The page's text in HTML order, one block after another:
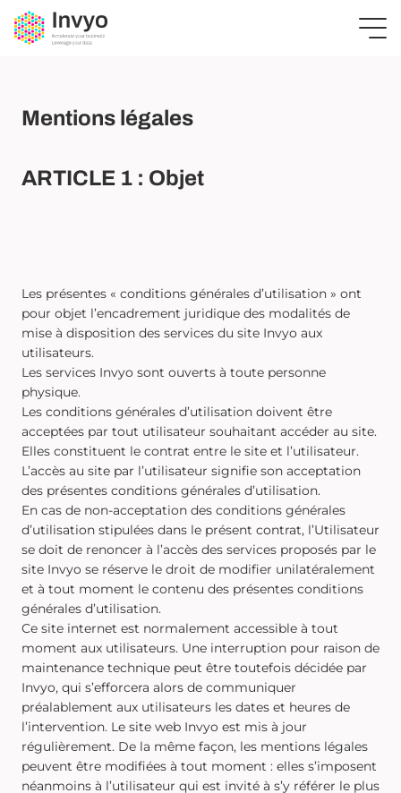
Mentions légales
ARTICLE 1 : Objet
Les présentes « conditions générales d’utilisation » ont
pour objet l’encadrement juridique des modalités de
mise à disposition des services du site Invyo aux
utilisateurs.
Les services Invyo sont ouverts à toute personne
physique.
Les conditions générales d’utilisation doivent être
acceptées par tout utilisateur souhaitant accéder au site.
Elles constituent le contrat entre le site et l’utilisateur.
L’accès au site par l’utilisateur signifie son acceptation
des présentes conditions générales d’utilisation.
En cas de non-acceptation des conditions générales
d’utilisation stipulées dans le présent contrat, l’Utilisateur
se doit de renoncer à l’accès des services proposés par le
site Invyo se réserve le droit de modifier unilatéralement
et à tout moment le contenu des présentes conditions
générales d’utilisation.
Ce site internet est normalement accessible à tout
moment aux utilisateurs. Une interruption pour raison de
maintenance technique peut être toutefois décidée par
Invyo, qui s’efforcera alors de communiquer
préalablement aux utilisateurs les dates et heures de
l’intervention. Le site web Invyo est mis à jour
régulièrement. De la même façon, les mentions légales
peuvent être modifiées à tout moment : elles s’imposent
néanmoins à l’utilisateur qui est invité à s’y référer le plus